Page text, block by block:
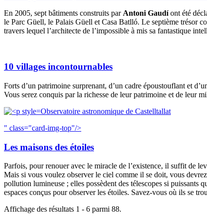
En 2005, sept bâtiments construits par Antoni Gaudíont été
le Parc Güell, le Palais Güell et Casa Batlló. Le septième trésor
travers lequel l’architecte de l’impossible à mis sa fantastique
10 villages incontournables
Forts d’un patrimoine surprenant, d’un cadre époustouflant et
Vous serez conquis par la richesse de leur patrimoine et de leur
Observatoire astronomique de Castelltallat
" class="card-img-top"/>
Les maisons des étoiles
Parfois, pour renouer avec le miracle de l’existence, il suffit de
Mais si vous voulez observer le ciel comme il se doit, vous
pollution lumineuse ; elles possèdent des télescopes si puissants
espaces conçus pour observer les étoiles. Savez-vous où ils se
Affichage des résultats 1 - 6 parmi 88.